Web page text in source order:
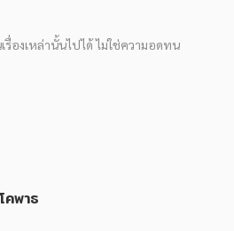
องเหล่านั้นไปได้ ไม่ใช่ความอดทน
คพาธ